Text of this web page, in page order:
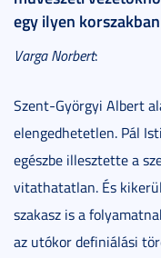
egy ilyen
Varga Norbert:
Szent-Györgyi Albert
elengedhetetlen. Pál
egészbe illesztette a
vitathatatlan. És
szakasz is a
az utókor definiálási